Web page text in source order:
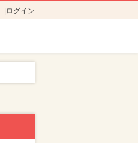
ログイン